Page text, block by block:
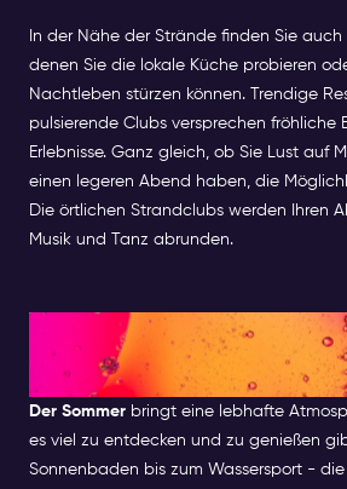
In der Nähe der Strände finden Sie
denen Sie die lokale Küche probieren
Nachtleben stürzen können. Trendige
pulsierende Clubs versprechen fröhliche
Erlebnisse. Ganz gleich, ob Sie Lust auf
einen legeren Abend haben, die
Die örtlichen Strandclubs werden Ihren
Musik und Tanz abrunden.
Die perfekte
Amsterdam
Der Sommer bringt eine lebhafte
es viel zu entdecken und zu genießen
Sonnenbaden bis zum Wassersport -